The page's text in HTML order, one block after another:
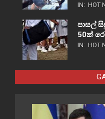
IN: HOT
පාසල්
50ක්
IN: HOT